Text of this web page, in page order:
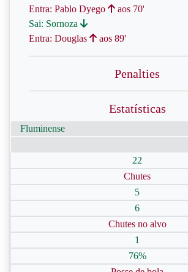
Entra: Pablo Dyego
aos 70'
Sai: Sornoza
Entra: Douglas
aos 89'
Penalties
Estatísticas
Fluminense
22
Chutes
5
6
Chutes no alvo
1
76%